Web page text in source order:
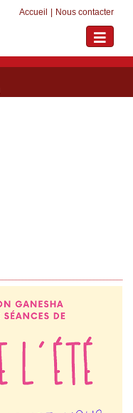
Accueil Nous contacter
Toggle